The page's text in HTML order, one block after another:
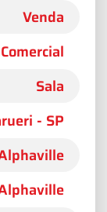
Venda
Comercial
Sala
- SP